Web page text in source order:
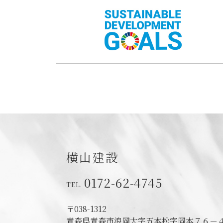
横山建設
0172-62-4745
〒038-1312
青森県青森市浪岡大字五本松字岡本７６－